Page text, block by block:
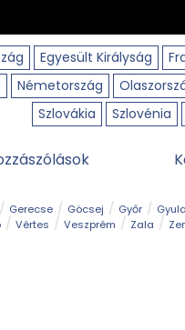
Egyesült Királyság
Németország
Szlovákia
Szlovénia
Gerecse Göcsej Győr Gyula
Vértes Veszprém Zala